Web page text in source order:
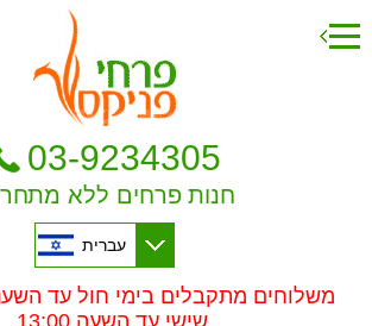
03-9234305
חנות פרחים ללא
עברית
שישי עד השעה 13:00